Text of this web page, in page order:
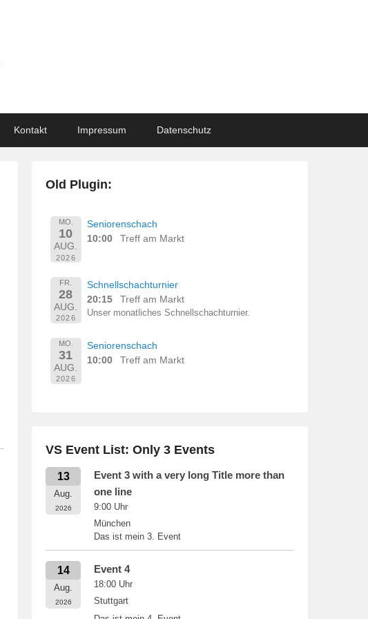
Kontakt Impressum Datenschutz
Old Plugin:
MO.
10
AUG.
2026
Seniorenschach
10:00
Treff am Markt
FR.
28
AUG.
2026
Schnellschachturnier
20:15
Treff am Markt
Unser monatliches Schnellschachturnier.
MO.
31
AUG.
2026
Seniorenschach
10:00
Treff am Markt
VS Event List: Only 3 Events
13
Aug.
2026
Event 3 with a very long Title more than
one line
9:00 Uhr
München
Das ist mein 3. Event
14
Aug.
2026
Event 4
18:00 Uhr
Stuttgart